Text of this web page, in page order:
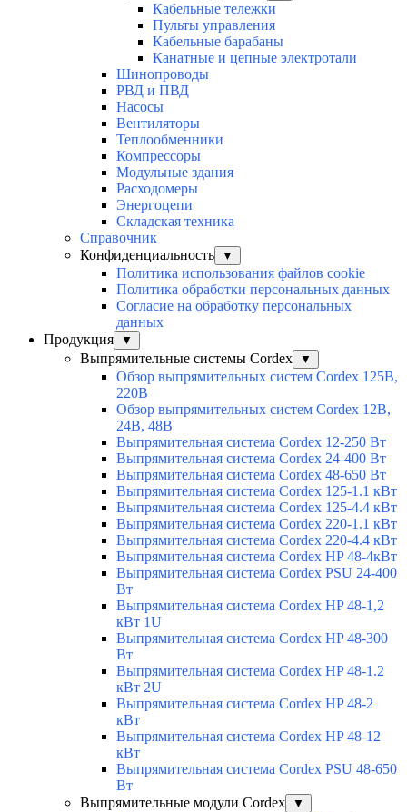
Кабельные тележки
Пульты управления
Кабельные барабаны
Канатные и цепные электротали
Шинопроводы
РВД и ПВД
Насосы
Вентиляторы
Теплообменники
Компрессоры
Модульные здания
Расходомеры
Энергоцепи
Складская техника
Справочник
Конфиденциальность
▼
Политика использования файлов cookie
Политика обработки персональных данных
Согласие на обработку персональных
данных
Продукция
▼
Выпрямительные системы Cordex ▼
Обзор выпрямительных систем Cordex 125В,
220В
Обзор выпрямительных систем Cordex 12В,
24В, 48В
Выпрямительная система Cordex 12-250 Вт
Выпрямительная система Cordex 24-400 Вт
Выпрямительная система Cordex 48-650 Вт
Выпрямительная система Cordex 125-1.1 кВт
Выпрямительная система Cordex 125-4.4 кВт
Выпрямительная система Cordex 220-1.1 кВт
Выпрямительная система Cordex 220-4.4 кВт
Выпрямительная система Cordex HP 48-4кВт
Выпрямительная система Cordex PSU 24-400
Вт
Выпрямительная система Cordex HP 48-1,2
кВт 1U
Выпрямительная система Cordex HP 48-300
Вт
Выпрямительная система Cordex HP 48-1.2
кВт 2U
Выпрямительная система Cordex HP 48-2
кВт
Выпрямительная система Cordex HP 48-12
кВт
Выпрямительная система Cordex PSU 48-650
Вт
Выпрямительные модули Cordex
▼